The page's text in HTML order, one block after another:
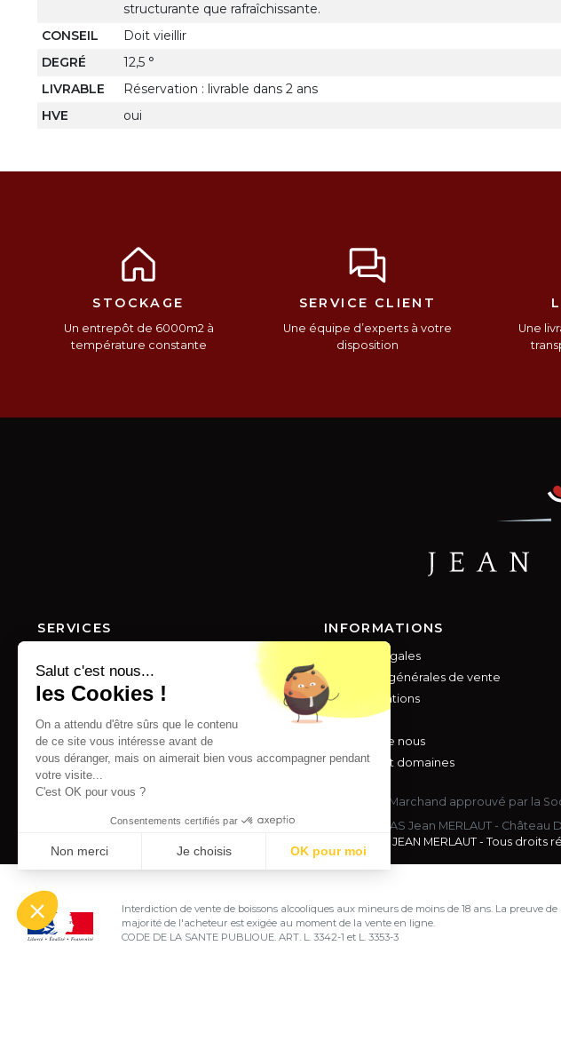
structurante que rafraîchissante.
CONSEIL
Doit vieillir
DEGRÉ
12,5 °
LIVRABLE
Réservation : livrable dans 2 ans
HVE
oui
STOCKAGE
Un entrepôt de 6000m2 à
température constante
SERVICE CLIENT
Une équipe d’experts à votre
disposition
Une
SERVICES
Paiement sécurisé
Nous contacter
Foire aux questions
INFORMATIONS
Mentions légales
Conditions générales de vente
Nos appellations
Vos avis
A propos de nous
Châteaux et domaines
Marchand approuvé par la
SAS Jean MERLAUT - Château
Copyright © 2026 JEAN MERLAUT - Tous
Interdiction de vente de boissons alcooliques aux mineurs de moins de 18 ans. La preuve de
majorité de l'acheteur est exigée au moment de la vente en ligne.
CODE DE LA SANTE PUBLIQUE, ART. L. 3342-1 et L. 3353-3
Salut c'est nous...
les Cookies !
On a attendu d'être sûrs que le contenu
de ce site vous intéresse avant de
vous déranger, mais on aimerait bien vous accompagner pendant
votre visite...
C'est OK pour vous ?
Consentements certifiés par
Non merci Je choisis OK pour moi
Notre plateforme vous permet d'adapter et de gérer vos paramètres de